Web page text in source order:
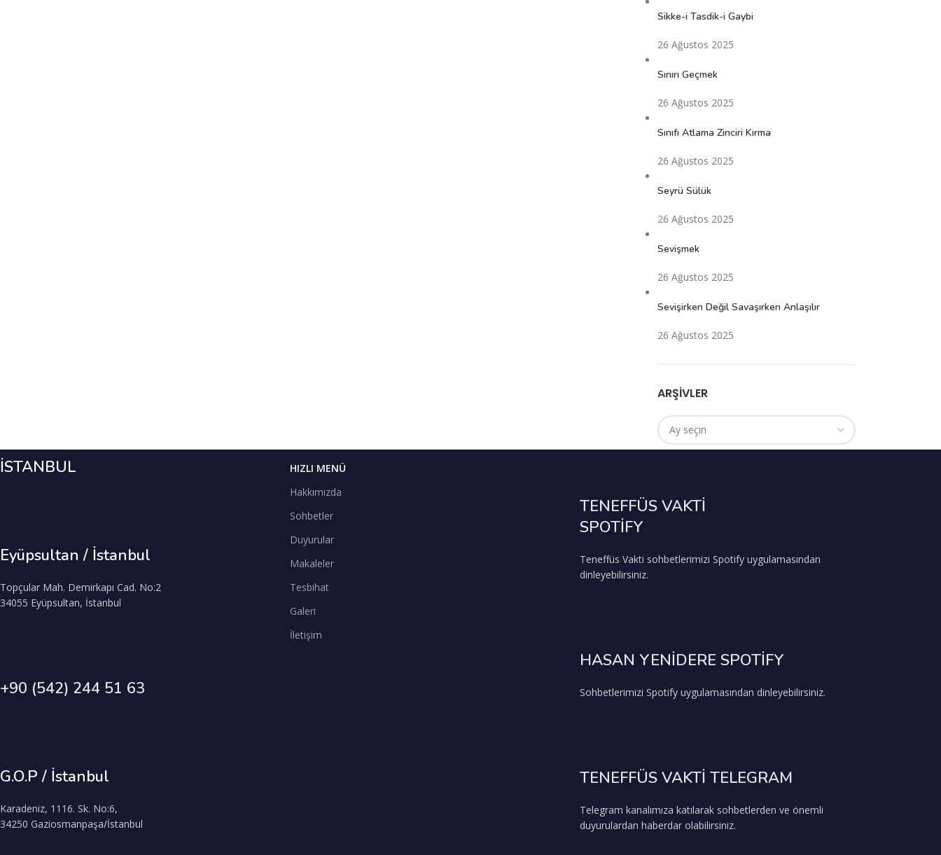
Sikke-i Tasdik-i Gaybi
26 Ağustos 2025
Sınırı Geçmek
26 Ağustos 2025
Sınıfı Atlama Zinciri Kırma
26 Ağustos 2025
Seyrü Sülük
26 Ağustos 2025
Sevişmek
26 Ağustos 2025
Sevişirken Değil Savaşırken Anlaşılır
26 Ağustos 2025
ARŞIVLER
İSTANBUL
Eyüpsultan / İstanbul
Topçular Mah. Demirkapı Cad. No:2
34055 Eyüpsultan, İstanbul
+90 (542) 244 51 63
G.O.P / İstanbul
Karadeniz, 1116. Sk. No:6,
34250 Gaziosmanpaşa/İstanbul
HIZLI MENÜ
Hakkımızda
Sohbetler
Duyurular
Makaleler
Tesbihat
Galeri
İletişim
TENEFFÜS VAKTİ
SPOTİFY
Teneffüs Vakti sohbetlerimizi Spotify uygulamasından
dinleyebilirsiniz.
HASAN YENİDERE SPOTİFY
Sohbetlerimizi Spotify uygulamasından dinleyebilirsiniz.
TENEFFÜS VAKTİ TELEGRAM
Telegram kanalımıza katılarak sohbetlerden ve önemli
duyurulardan haberdar olabilirsiniz.